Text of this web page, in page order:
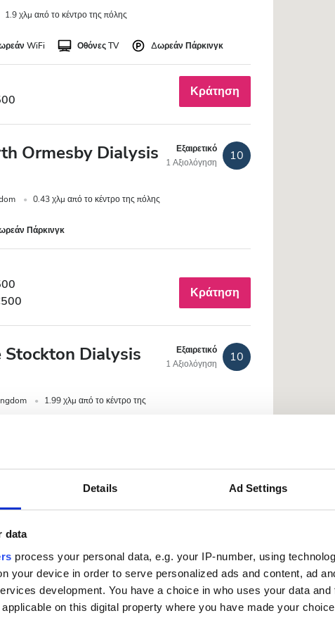
Details Ad Settings
data
process your personal data, e.g. your IP-number, using
your device in order to serve personalized ads and content, ad
development. You have a choice in who uses your data
on this digital property where you have made your
1.9 χλμ από το κέντρο της πόλης
WiFi Οθόνες TV Δωρεάν Πάρκινγκ
Κράτηση
Ormesby Dialysis
0.43 χλμ από το κέντρο της πόλης
Εξαιρετικό
1 Αξιολόγηση
10
Πάρκινγκ
Κράτηση
Stockton Dialysis
1.99 χλμ από το κέντρο της
Εξαιρετικό
1 Αξιολόγηση
10
Κράτηση
of Dean Dialysis
1.41 χλμ από το κέντρο της πόλης
1 Αξιολόγηση
9.8